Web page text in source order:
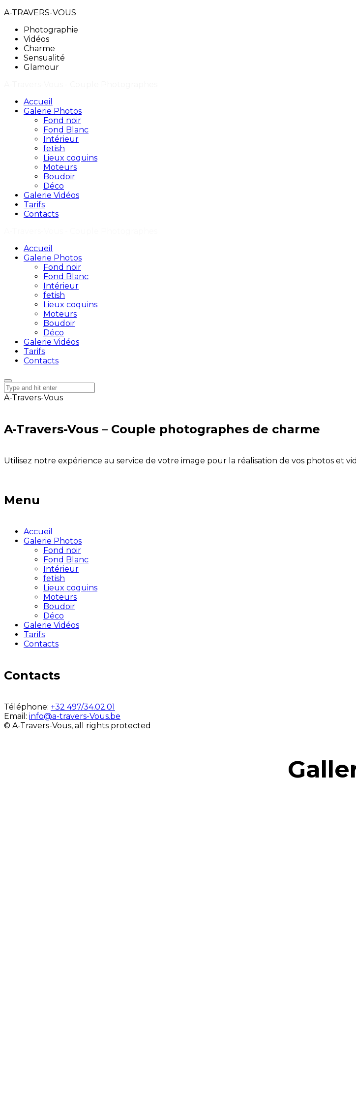
A-TRAVERS-VOUS
Photographie
Vidéos
Charme
Sensualité
Glamour
Accueil
Galerie Photos
Fond noir
Fond Blanc
Intérieur
fetish
Lieux coquins
Moteurs
Boudoir
Déco
Galerie Vidéos
Tarifs
Contacts
Accueil
Galerie Photos
Fond noir
Fond Blanc
Intérieur
fetish
Lieux coquins
Moteurs
Boudoir
Déco
Galerie Vidéos
Tarifs
Contacts
A-Travers-Vous
A-Travers-Vous – Couple photographes de charme
Utilisez notre expérience au service de votre image pour la réalisation de vos photos et
Menu
Accueil
Galerie Photos
Fond noir
Fond Blanc
Intérieur
fetish
Lieux coquins
Moteurs
Boudoir
Déco
Galerie Vidéos
Tarifs
Contacts
Contacts
Téléphone: +32 497/34.02.01
Email: info@a-travers-Vous.be
© A-Travers-Vous, all rights protected